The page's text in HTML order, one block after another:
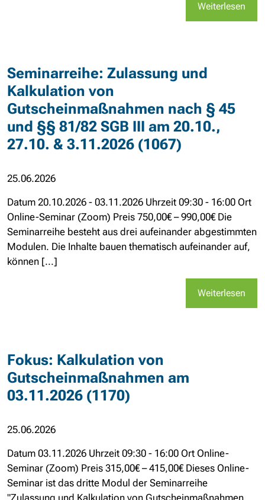
Weiterlesen
Seminarreihe: Zulassung und
Kalkulation von
Gutscheinmaßnahmen nach § 45
und §§ 81/82 SGB III am 20.10.,
27.10. & 3.11.2026 (1067)
25.06.2026
Datum 20.10.2026 - 03.11.2026 Uhrzeit 09:30 - 16:00 Ort
Online-Seminar (Zoom) Preis 750,00€ – 990,00€ Die
Seminarreihe besteht aus drei aufeinander abgestimmten
Modulen. Die Inhalte bauen thematisch aufeinander auf,
können [...]
Weiterlesen
Fokus: Kalkulation von
Gutscheinmaßnahmen am
03.11.2026 (1170)
25.06.2026
Datum 03.11.2026 Uhrzeit 09:30 - 16:00 Ort Online-
Seminar (Zoom) Preis 315,00€ – 415,00€ Dieses Online-
Seminar ist das dritte Modul der Seminarreihe
"Zulassung und Kalkulation von Gutscheinmaßnahmen